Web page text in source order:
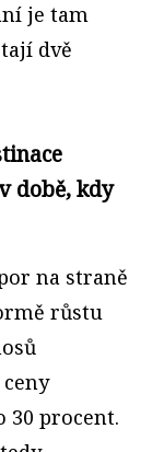
je tam
dvě
době, kdy
na straně
růstu
procent.